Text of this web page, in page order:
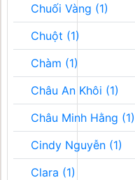
Chuối Vàng (1)
Chuột (1)
Chàm (1)
Châu An Khôi (1)
Châu Minh Hằng (1)
Cindy Nguyễn (1)
Clara (1)